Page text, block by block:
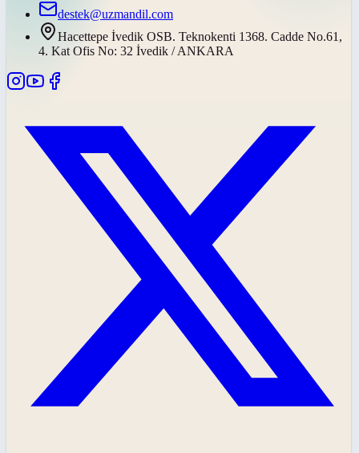
destek@uzmandil.com
Hacettepe İvedik OSB. Teknokenti 1368. Cadde No.61,
4. Kat Ofis No: 32 İvedik / ANKARA